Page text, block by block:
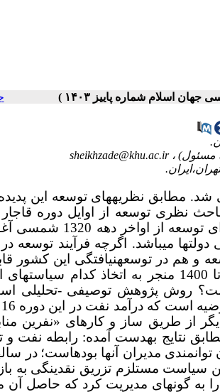
جلد
sheikhzade@khu.ac.ir
مطابق نظریه­های توسعه این پدیده
نظری توسعه از اوایل دوره
مشروطه به اوج رسید. در حوزه اجرایی
می­باشد. اگرچه فرآیند توسعه
در توسعه و هم در توسعه­نیافتگی این
اصلی پژوهش این است که درآمد نفت در سال­های 1384 تا 1400
روش پژوهش توصیفی -تحلیلی
طریق ساز و کارهای «نفرین
توانمندی مدیران آنها بوده­است؛
سیاست مستلزم تزریق نقدینگی به
1392 تا 1400 دولت درآمد نفت را به گونه­ای مدیریت